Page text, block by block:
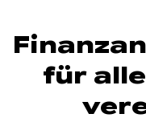
für